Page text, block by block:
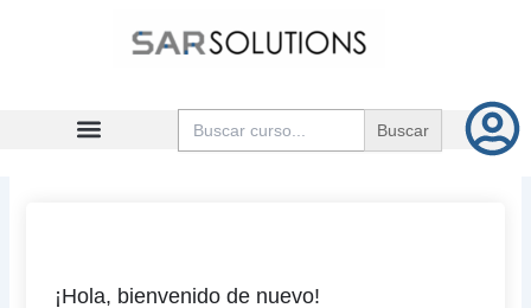
Buscar:
¡Hola, bienvenido de nuevo!